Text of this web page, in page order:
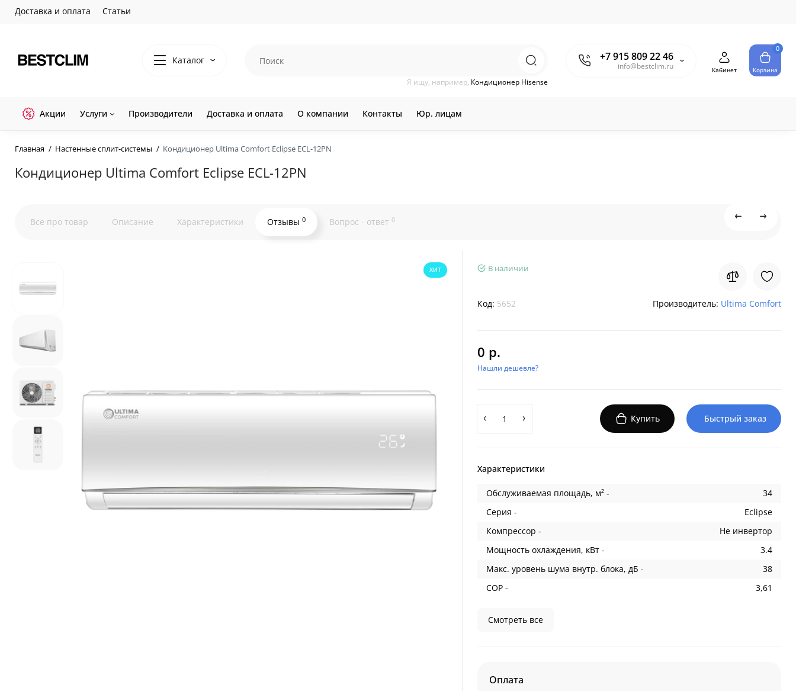
Доставка и оплата Статьи
Каталог +7 915 809 22 46
info@bestclim.ru
Я ищу, например, Кондиционер Hisense
Кабинет
0
Корзина
Акции Услуги Производители Доставка и оплата О компании Контакты Юр. лицам
Главная Настенные сплит-системы Кондиционер Ultima Comfort Eclipse ECL-12PN
Кондиционер Ultima Comfort Eclipse ECL-12PN
Все про товар Описание Характеристики Отзывы 0 Вопрос - ответ 0
ХИТ В наличии
Код: 5652 Производитель: Ultima Comfort
0 р.
Нашли дешевле?
Купить Быстрый заказ
Характеристики
Обслуживаемая площадь, м² -
34
Серия -
Eclipse
Компрессор -
Не инвертор
Мощность охлаждения, кВт -
3.4
Макс. уровень шума внутр. блока, дБ -
38
COP -
3,61
Смотреть все
Оплата